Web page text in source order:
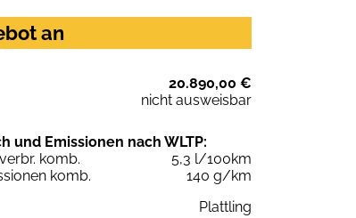
an
20.890,00 €
nicht ausweisbar
und Emissionen nach WLTP:
komb.
5,3 l/100km
komb.
140 g/km
Plattling